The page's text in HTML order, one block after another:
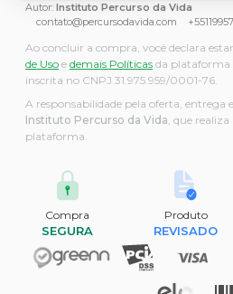
Autor: Instituto Percurso da Vida
contato@percursodavida.com
Ao concluir a compra, você declara
de Uso e demais Políticas da plataforma
inscrita no CNPJ 31.975.959/0001-76.
A responsabilidade pela oferta, entrega
Instituto Percurso da Vida, que
plataforma.
Compra
SEGURA
Produto
REVISADO